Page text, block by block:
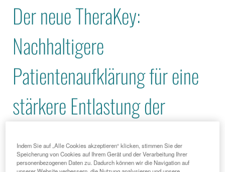
Der neue TheraKey:
Nachhaltigere
Patientenaufklärung für eine
stärkere Entlastung der
Praxen
Indem Sie auf „Alle Cookies akzeptieren“ klicken, stimmen Sie der
Speicherung von Cookies auf Ihrem Gerät und der Verarbeitung Ihrer
personenbezogenen Daten zu. Dadurch können wir die Navigation auf